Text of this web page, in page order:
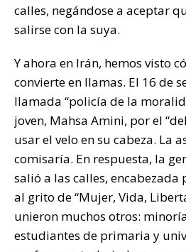
calles, negándose a aceptar
salirse con la suya.
Y ahora en Irán, hemos visto
convierte en llamas. El 16 de
llamada “policía de la
joven, Mahsa Amini, por el
usar el velo en su cabeza. La
comisaría. En respuesta, la
salió a las calles, encabezada
al grito de “Mujer, Vida,
unieron muchos otros:
estudiantes de primaria y